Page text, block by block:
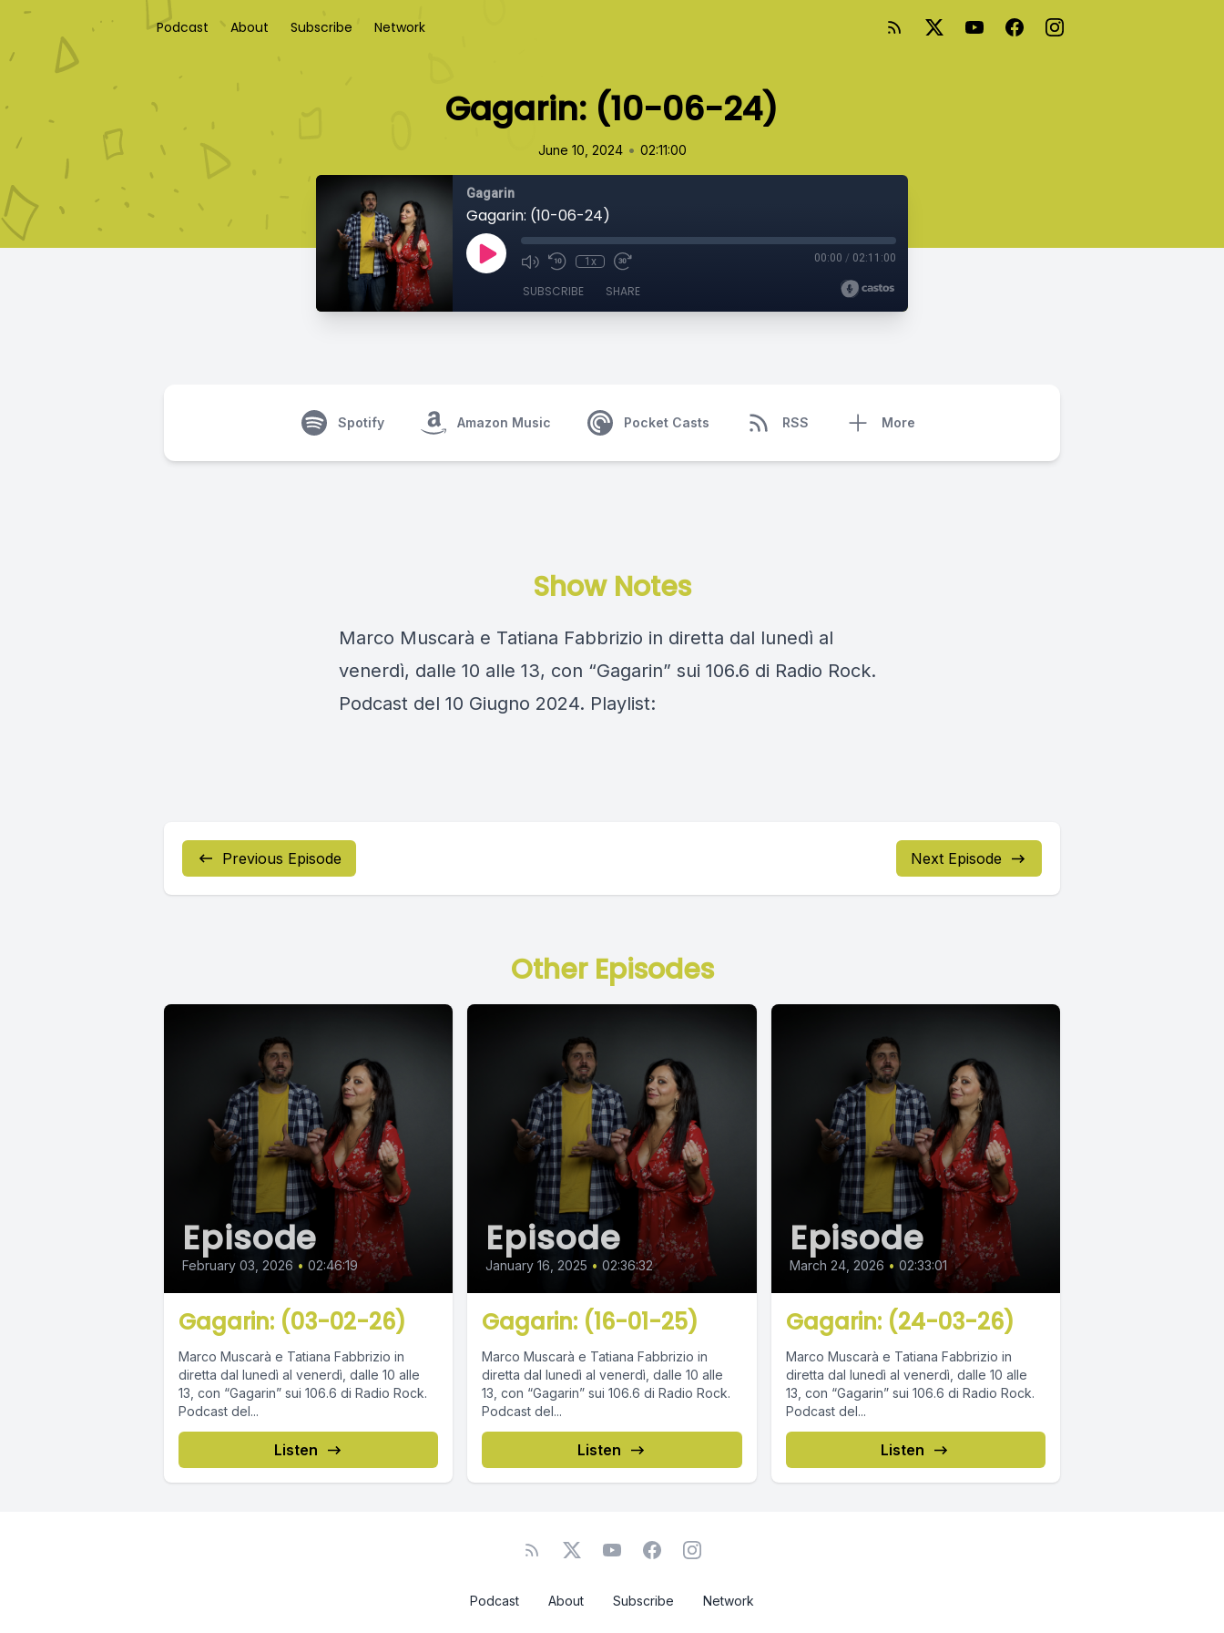
Podcast About Subscribe Network
Gagarin: (10-06-24)
June 10, 2024 • 02:11:00
Gagarin
Gagarin: (10-06-24)
1x 00:00 / 02:11:00
SUBSCRIBE SHARE
Spotify Amazon Music Pocket Casts RSS More
Show Notes
Marco Muscarà e Tatiana Fabbrizio in diretta dal lunedì al
venerdì, dalle 10 alle 13, con “Gagarin” sui 106.6 di Radio Rock.
Podcast del 10 Giugno 2024. Playlist:
Previous Episode Next Episode
Other Episodes
Episode
February 03, 2026 • 02:46:19
Gagarin: (03-02-26)
Marco Muscarà e Tatiana Fabbrizio in
diretta dal lunedì al venerdì, dalle 10 alle
13, con “Gagarin” sui 106.6 di Radio Rock.
Podcast del...
Listen
Episode
January 16, 2025 • 02:36:32
Gagarin: (16-01-25)
Marco Muscarà e Tatiana Fabbrizio in
diretta dal lunedì al venerdì, dalle 10 alle
13, con “Gagarin” sui 106.6 di Radio Rock.
Podcast del...
Listen
Episode
March 24, 2026 • 02:33:01
Gagarin: (24-03-26)
Marco Muscarà e Tatiana Fabbrizio in
diretta dal lunedì al venerdì, dalle 10 alle
13, con “Gagarin” sui 106.6 di Radio Rock.
Podcast del...
Listen
Podcast About Subscribe Network